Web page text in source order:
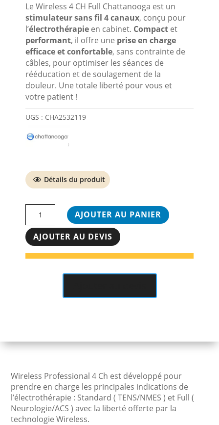
Le Wireless 4 CH Full Chattanooga est un
stimulateur sans fil 4 canaux, conçu pour
l’électrothérapie en cabinet. Compact et
performant, il offre une prise en charge
efficace et confortable, sans contrainte de
câbles, pour optimiser les séances de
rééducation et de soulagement de la
douleur. Une totale liberté pour vous et
votre patient !
UGS : CHA2532119
Détails du produit
Stimulateur
Wireless
professional
Chattanooga
AJOUTER AU PANIER
AJOUTER AU DEVIS
Wireless Professional 4 Ch est développé pour
prendre en charge les principales indications de
l’électrothérapie : Standard ( TENS/NMES ) et Full (
Neurologie/ACS ) avec la liberté offerte par la
technologie Wireless.